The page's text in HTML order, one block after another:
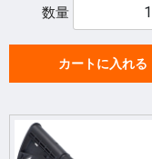
数量
カートに入れる